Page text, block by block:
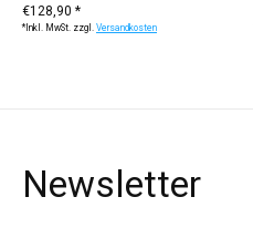
€128,90 *
*Inkl. MwSt. zzgl.Versandkosten
Newsletter